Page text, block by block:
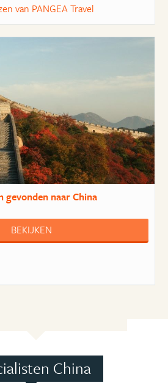
van PANGEA Travel
gevonden naar China
BEKIJKEN
China